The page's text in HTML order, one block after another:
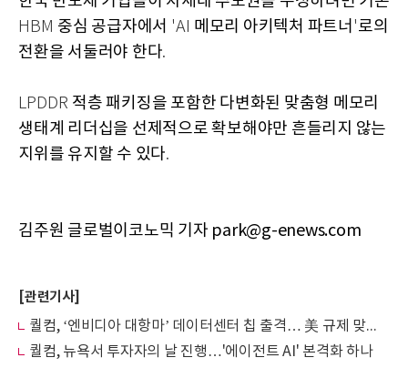
HBM 중심 공급자에서 'AI 메모리 아키텍처 파트너 '로의
전환을 서둘러야 한다.
LPDDR 적층 패키징을 포함한 다변화된 맞춤형 메모리
생태계 리더십을 선제적으로 확보해야만 흔들리지 않는
지위를 유지할 수 있다.
김주원 글로벌이코노믹 기자 park@g-enews.com
[관련기사]
퀄컴, ‘엔비디아 대항마’ 데이터센터 칩 출격… 美 규제 맞춤형 中 전용 라인업 구축
퀄컴, 뉴욕서 투자자의 날 진행…'에이전트 AI' 본격화 하나